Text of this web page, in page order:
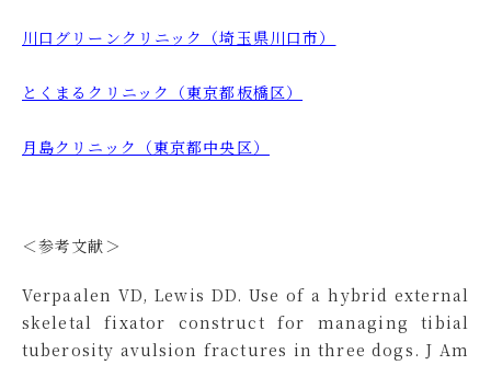
川⼝グリーンクリニック（埼玉県川口市）
とくまるクリニック（東京都板橋区）
月島クリニック（東京都中央区）
＜参考文献＞
Verpaalen VD, Lewis DD. Use of a hybrid external
skeletal fixator construct for managing tibial
tuberosity avulsion fractures in three dogs. J Am